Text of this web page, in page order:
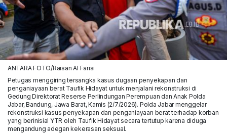
ANTARA FOTO/Raisan Al Farisi
Petugas menggiring tersangka kasus dugaan penyekapan dan
penganiayaan berat Taufik Hidayat untuk menjalani rekonstruksi di
Gedung Direktorat Reserse Perlindungan Perempuan dan Anak Polda
Jabar, Bandung, Jawa Barat, Kamis (2/7/2026). Polda Jabar menggelar
rekonstruksi kasus penyekapan dan penganiayaan berat terhadap korban
yang berinisial YTR oleh Taufik Hidayat secara tertutup karena diduga
mengandung adegan kekerasan seksual.